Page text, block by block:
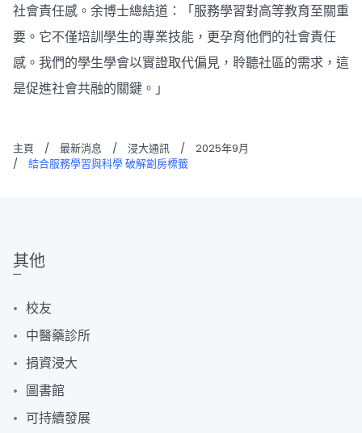
社會責任感。余博士總結道：「服務學習對高等教育至關重
要。它不僅培訓學生的專業技能，更孕育他們的社會責任
感。我們的學生學會以實證取代偏見，聆聽社區的需求，這
是促進社會共融的關鍵。」
主頁 / 最新消息 / 浸大通訊 /
2025年9月
/
結合服務學習與科學 破解劏房標籤
其他
校友
中醫藥診所
捐資浸大
圖書館
可持續發展